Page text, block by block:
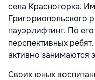
села Красногорка.
Григориопольского
пауэрлифтинг. По
перспективных
активно занимаются
Своих юных